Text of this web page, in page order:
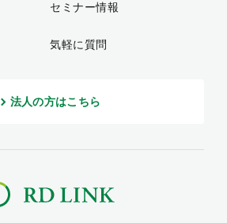
セミナー情報
気軽に質問
法人の方はこちら